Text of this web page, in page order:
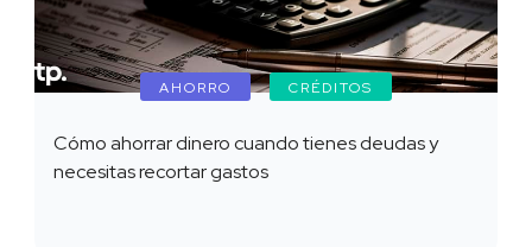
AHORRO CRÉDITOS
Cómo ahorrar dinero cuando tienes deudas y
necesitas recortar gastos